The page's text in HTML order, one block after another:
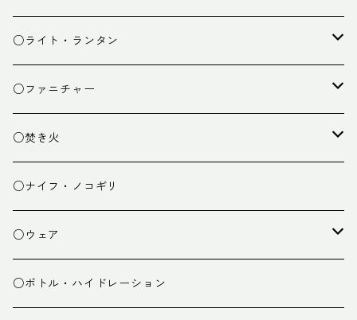
カトラリー
クッキング小物
タープ
ペグ・ハンマー・小物
○ライト・ランタン
ライト
ランタン
○ファニチャー
テーブル
チェア
○焚き火
焚き火台
焚き火小物
○ナイフ・ノコギリ
○ウェア
ミドルレイヤー
○ボトル・ハイドレーション